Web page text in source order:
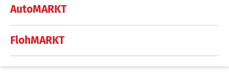
AutoMARKT
FlohMARKT